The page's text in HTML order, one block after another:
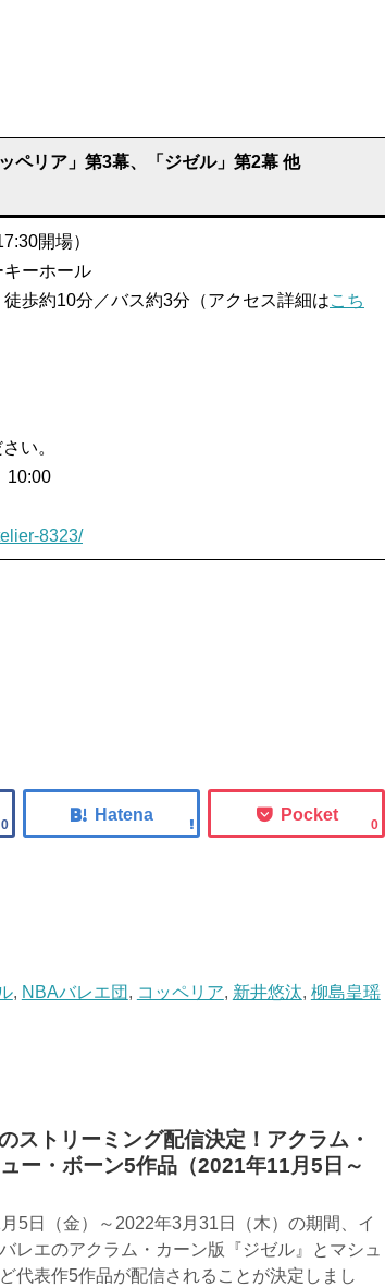
ペリア」第3幕、「ジゼル」第2幕 他
開場）
ーホール
歩約10分／バス約3分（アクセス詳細はこち
い。
10:00
8323/
0 0
, NBAバレエ団 , コッペリア, 新井悠汰, 柳島皇瑶
トリーミング配信決定！アクラム・
ー・ボーン5作品（2021年11月5日～
5日（金）～2022年3月31日（木）の期間、イ
レエのアクラム・カーン版『ジゼル』とマシュ
代表作5作品が配信されることが決定しまし